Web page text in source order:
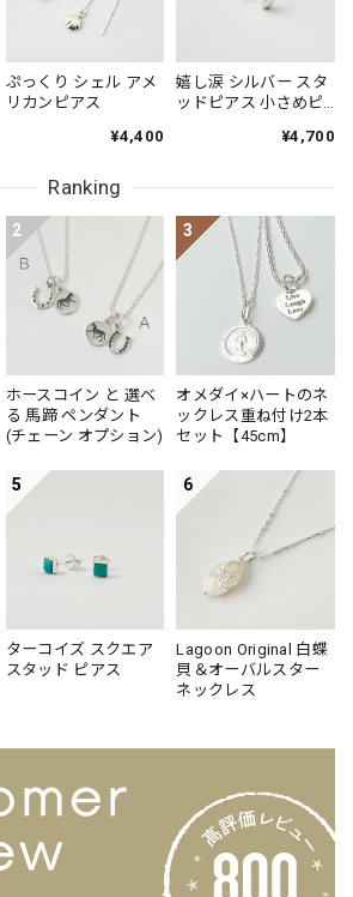
ぷっくり シェル アメ
リカンピアス
¥4,400
嬉し涙 シルバー スタ
ッドピアス 小さめピ
¥4,700
Ranking
2
ホースコイン と 選べ
る 馬蹄 ペンダント
(チェーン オプション)
3
オメダイ×ハートのネ
ックレス重ね付け2本
セット【45cm】
5
ターコイズ スクエア
スタッド ピアス
6
Lagoon Original 白蝶
貝＆オーバルスター
ネックレス